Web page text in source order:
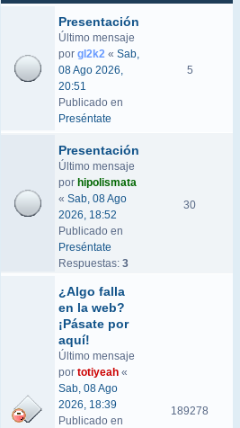
Presentación
Último mensaje
por gl2k2 « Sab,
08 Ago 2026,
20:51
Publicado en
Preséntate
5
Presentación
Último mensaje
por hipolismata
« Sab, 08 Ago
2026, 18:52
Publicado en
Preséntate
Respuestas: 3
30
¿Algo falla
en la web?
¡Pásate por
aquí!
Último mensaje
por totiyeah «
Sab, 08 Ago
2026, 18:39
Publicado en
189278